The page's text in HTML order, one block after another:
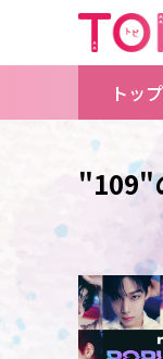
トップ
"109"